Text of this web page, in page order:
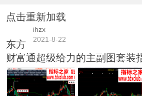
点击重新加载
ihzx
2021-8-22
东方
财富通超级给力的主副图套装